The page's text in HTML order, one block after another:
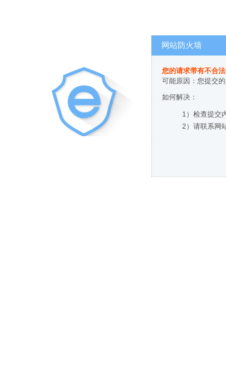
网站防火墙
您的请求带有不合
可能原因：您提交
如何解决：
1）检查提交
2）请联系网